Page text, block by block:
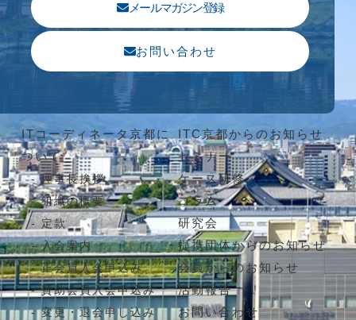
メールマガジン登録
お問い合わせ
ITコーディネータ京都に
ついて
理事長挨拶
組織の概要
定款
入会案内
正会員入会申込み
賛助会員入会申込み
変更・退会申し込み
ITC京都からのお知らせ
セミナー
ケース研修
コラム
研究会
提携団体からのお知らせ
会員からのお知らせ
活動報告
お問い合わせ